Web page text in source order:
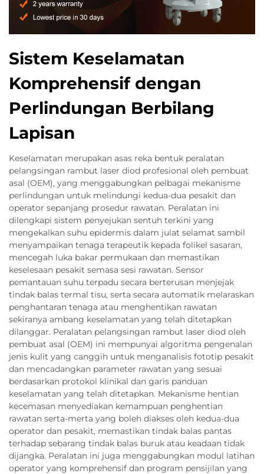
Sistem Keselamatan
Komprehensif dengan
Perlindungan Berbilang
Lapisan
Keselamatan merupakan asas reka bentuk peralatan
pelangsingan rambut laser diod profesional oleh pembuat
asal (OEM), yang menggabungkan pelbagai mekanisme
perlindungan untuk melindungi kedua-dua pesakit dan
operator sepanjang prosedur rawatan. Peralatan ini
dilengkapi sistem penyejukan sentuh terkini yang
mengekalkan suhu epidermis dalam julat selamat sambil
menyampaikan tenaga terapeutik kepada folikel sasaran,
mencegah luka bakar permukaan dan memastikan
keselesaan pesakit semasa sesi rawatan. Sensor
pemantauan suhu terpadu secara berterusan menjejak
tindak balas termal tisu, serta secara automatik melaraskan
penghantaran tenaga atau menghentikan rawatan
sekiranya ambang keselamatan yang telah ditetapkan
dilanggar. Peralatan pelangsingan rambut laser diod oleh
pembuat asal (OEM) ini mempunyai algoritma pengenalan
jenis kulit yang canggih untuk menganalisis fototip pesakit
dan mencadangkan parameter rawatan yang sesuai
berdasarkan protokol klinikal dan garis panduan
keselamatan yang telah ditetapkan. Mekanisme hentian
kecemasan menyediakan kemampuan penghentian
rawatan serta-merta yang boleh diakses oleh kedua-dua
operator dan pesakit, memastikan tindak balas pantas
terhadap sebarang tindak balas buruk atau keadaan tidak
dijangka. Peralatan ini juga menggabungkan modul latihan
operator yang komprehensif dan program pensijilan yang